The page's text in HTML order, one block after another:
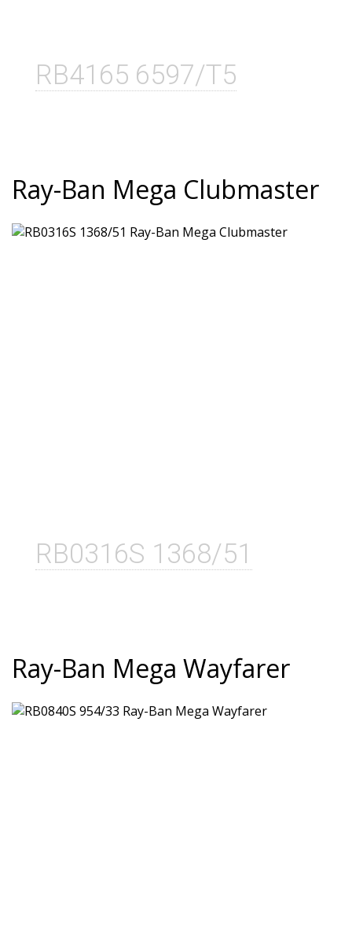
RB4165 6597/T5
Ray-Ban Mega Clubmaster
RB0316S 1368/51
Ray-Ban Mega Wayfarer